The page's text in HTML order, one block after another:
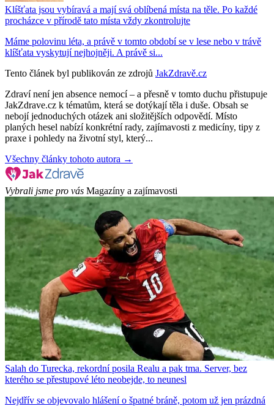
Klíšťata jsou vybíravá a mají svá oblíbená místa na těle. Po každé
procházce v přírodě tato místa vždy zkontrolujte
Máme polovinu léta, a právě v tomto období se v lese nebo v trávě
klíšťata vyskytují nejhojněji. A právě si...
Tento článek byl publikován ze zdrojů JakZdravě.cz
Zdraví není jen absence nemocí – a přesně v tomto duchu přistupuje
JakZdrave.cz k tématům, která se dotýkají těla i duše. Obsah se
nebojí jednoduchých otázek ani složitějších odpovědí. Místo
planých hesel nabízí konkrétní rady, zajímavosti z medicíny, tipy z
praxe i pohledy na životní styl, který...
Všechny články tohoto autora →
Vybrali jsme pro vás Magazíny a zajímavosti
Salah do Turecka, rekordní posila Realu a pak tma. Server, bez
kterého se přestupové léto neobejde, to neunesl
Nejdřív se objevovalo hlášení o špatné bráně, potom už jen prázdná